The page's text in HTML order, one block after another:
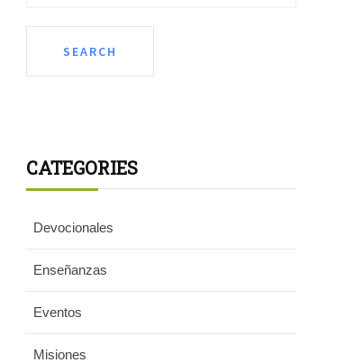
CATEGORIES
Devocionales
Enseñanzas
Eventos
Misiones